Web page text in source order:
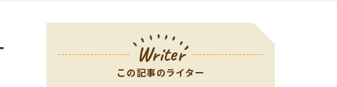
Writer
この記事のライター